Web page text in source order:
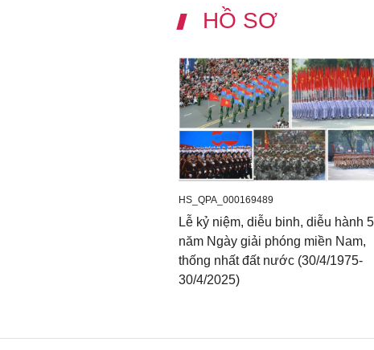
HỒ SƠ
HS_QPA_000169489
Lễ kỷ niệm, diễu binh, diễu hành
năm Ngày giải phóng miền Nam,
thống nhất đất nước (30/4/1975-
30/4/2025)